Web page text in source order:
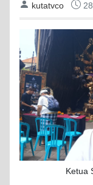
kutatvco
Ketua